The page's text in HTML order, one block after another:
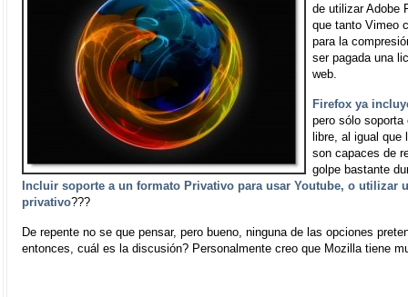
de utilizar Adobe
que tanto Vimeo
para la
ser pagada una
web.
Firefox ya
pero sólo soporta
libre, al igual
son capaces de
golpe bastante
Incluir soporte a un formato Privativo para usar Youtube, o utilizar
privativo???
De repente no se que pensar, pero bueno, ninguna de las opciones
entonces, cuál es la discusión? Personalmente creo que Mozilla tiene